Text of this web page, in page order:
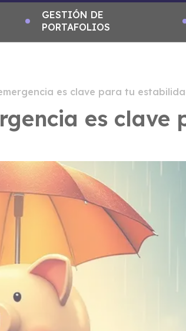
GESTIÓN DE
PORTAFOLIOS
es clave para tu
es